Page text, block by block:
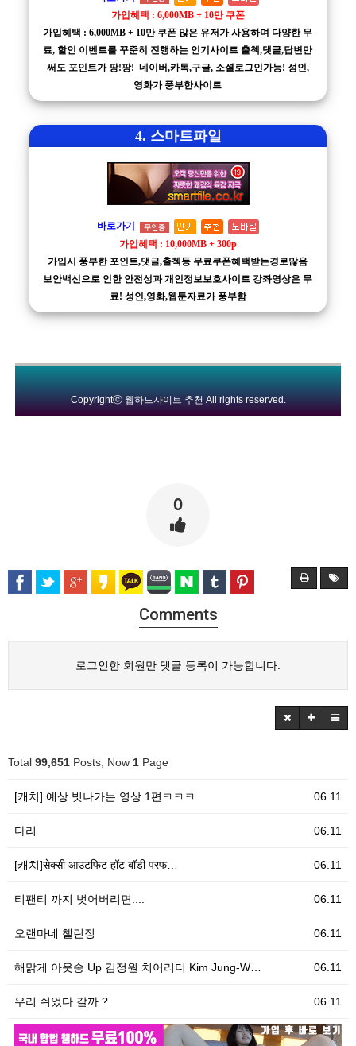
가입혜택 : 6,000MB + 10만 쿠폰
가입혜택 : 6,000MB + 10만 쿠폰 많은 유저가 사용하며 다양한 무
료, 할인 이벤트를 꾸준히 진행하는 인기사이트 출첵,댓글,답변만
써도 포인트가 팡!팡! 네이버,카톡,구글, 소셜로그인가능! 성인,
영화가 풍부한사이트
4. 스마트파일
바로가기 무인증
가입혜택 : 10,000MB + 300p
가입시 풍부한 포인트,댓글,출첵등 무료쿠폰혜택받는경로많음
보안백신으로 인한 안전성과 개인정보보호사이트 강좌영상은 무
료! 성인,영화,웹툰자료가 풍부함
Copyrightⓒ 웹하드사이트 추천 All rights reserved.
0
Comments
로그인한 회원만 댓글 등록이 가능합니다.
Total 99,651 Posts, Now 1 Page
06.11
[캐치] 예상 빗나가는 영상 1편ㅋㅋㅋ
06.11
다리
06.11
[캐치]सेक्सी आउटफिट हॉट बॉडी परफ…
06.11
티팬티 까지 벗어버리면....
06.11
오랜마네 챌린징
06.11
해맑게 아웃송 Up 김정원 치어리더 Kim Jung-W…
06.11
우리 쉬었다 갈까 ?
06.11